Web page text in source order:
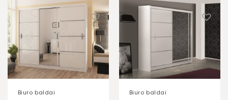
Biuro baldai Biuro baldai